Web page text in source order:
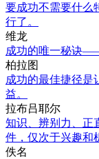
要成功不需要什么
行了。
维龙
成功的唯一秘诀
柏拉图
成功的最佳捷径是
益。
拉布吕耶尔
知识、辨别力、正
件，仅次于兴趣和
佚名